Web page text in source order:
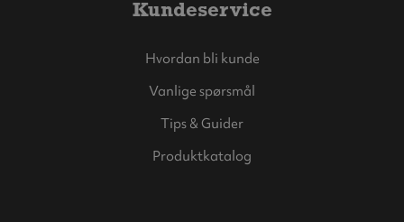
Kundeservice
Hvordan bli kunde
Vanlige spørsmål
Tips & Guider
Produktkatalog